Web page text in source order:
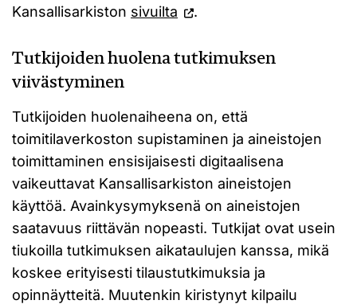
Kansallisarkiston sivuilta .
Tutkijoiden huolena tutkimuksen
viivästyminen
Tutkijoiden huolenaiheena on, että
toimitilaverkoston supistaminen ja aineistojen
toimittaminen ensisijaisesti digitaalisena
vaikeuttavat Kansallisarkiston aineistojen
käyttöä. Avainkysymyksenä on aineistojen
saatavuus riittävän nopeasti. Tutkijat ovat usein
tiukoilla tutkimuksen aikataulujen kanssa, mikä
koskee erityisesti tilaustutkimuksia ja
opinnäytteitä. Muutenkin kiristynyt kilpailu